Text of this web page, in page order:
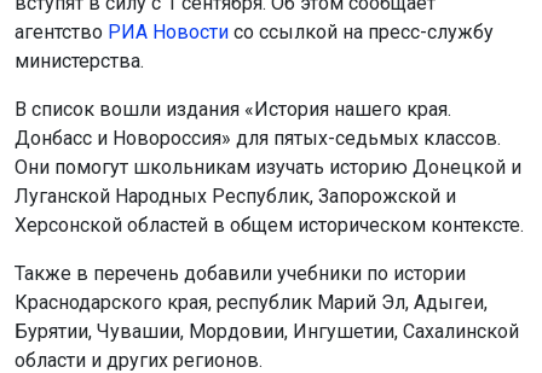
агентство РИА Новости со ссылкой на пресс-службу
министерства.
В список вошли издания «История нашего края.
Донбасс и Новороссия» для пятых-седьмых классов.
Они помогут школьникам изучать историю Донецкой и
Луганской Народных Республик, Запорожской и
Херсонской областей в общем историческом контексте.
Также в перечень добавили учебники по истории
Краснодарского края, республик Марий Эл, Адыгеи,
Бурятии, Чувашии, Мордовии, Ингушетии, Сахалинской
области и других регионов.